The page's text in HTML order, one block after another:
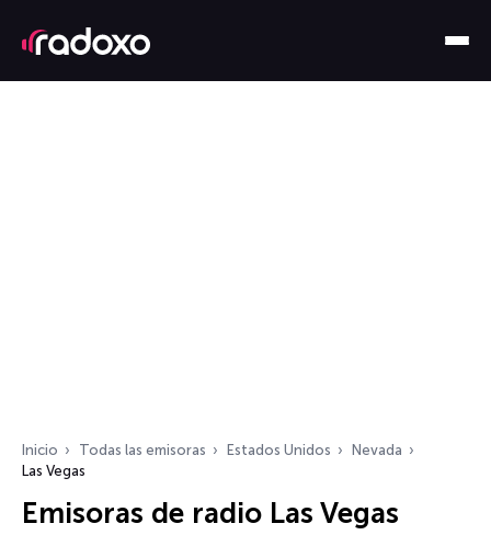
Inicio Todas las emisoras Estados Unidos
Nevada
Las Vegas
Emisoras de radio Las Vegas